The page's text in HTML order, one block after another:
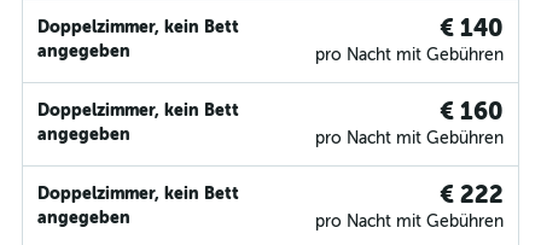
Doppelzimmer, kein Bett
angegeben
€ 140
pro Nacht mit Gebühren
Doppelzimmer, kein Bett
angegeben
€ 160
pro Nacht mit Gebühren
Doppelzimmer, kein Bett
angegeben
€ 222
pro Nacht mit Gebühren